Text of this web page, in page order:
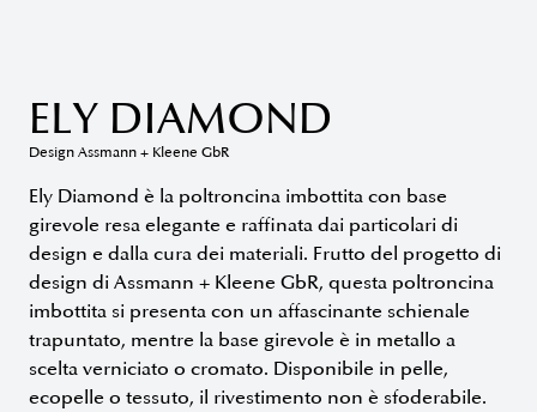
ELY DIAMOND
Design Assmann + Kleene GbR
Ely Diamond è la poltroncina imbottita con base
girevole resa elegante e raffinata dai particolari di
design e dalla cura dei materiali. Frutto del progetto di
design di Assmann + Kleene GbR, questa poltroncina
imbottita si presenta con un affascinante schienale
trapuntato, mentre la base girevole è in metallo a
scelta verniciato o cromato. Disponibile in pelle,
ecopelle o tessuto, il rivestimento non è sfoderabile.